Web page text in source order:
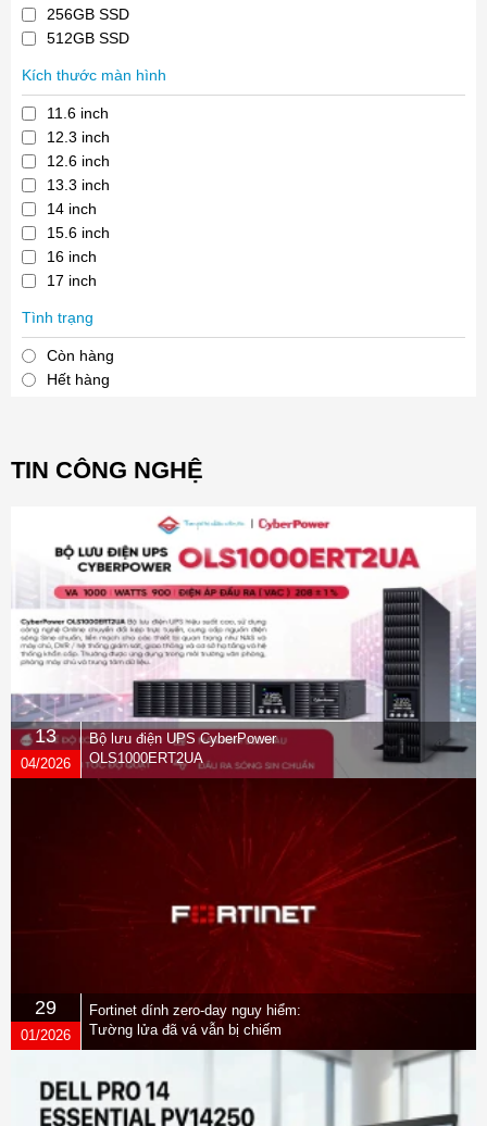
256GB SSD
512GB SSD
Kích thước màn hình
11.6 inch
12.3 inch
12.6 inch
13.3 inch
14 inch
15.6 inch
16 inch
17 inch
Tình trạng
Còn hàng
Hết hàng
TIN CÔNG NGHỆ
13
04/2026
Bộ lưu điện UPS CyberPower
OLS1000ERT2UA
29
01/2026
Fortinet dính zero-day nguy hiểm:
Tường lửa đã vá vẫn bị chiếm
quyền